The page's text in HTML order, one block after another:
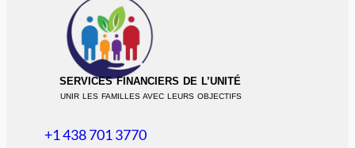
SERVICES FINANCIERS DE L’UNITÉ
UNIR LES FAMILLES AVEC LEURS OBJECTIFS
+1 438 701 3770